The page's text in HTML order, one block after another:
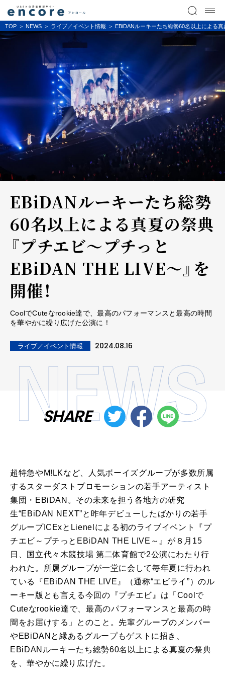
TOP NEWS ライブ／イベント情報 EBiDANルーキーたち総勢60名以上による
EBiDANルーキーたち総勢
60名以上による真夏の祭典
『プチエビ～プチっと
EBiDAN THE LIVE～』を
開催！
CoolでCuteなrookie達で、最高のパフォーマンスと最高の時間
を華やかに繰り広げた公演に！
ライブ／イベント情報 2024.08.16
SHARE
超特急やM!LKなど、人気ボーイズグループが多数所属
するスターダストプロモーションの若手アーティスト
集団・ EBiDAN 。その未来を担う各地方の研究
生“EBiDAN NEXT”と昨年デビューしたばかりの若手
グループICExと Lienel による初のライブイベント『プ
チエビ～プチっと EBiDAN THE LIVE ～』が８月 15
日、国立代々木競技場 第二体育館で2公演にわたり行
われた。所属グループが一堂に会して毎年夏に行われ
ている『 EBiDAN THE LIVE 』（通称“エビライ”）のル
ーキー版とも言える今回の『プチエビ』は「 Cool で
Cuteなrookie達で、最高のパフォーマンスと最高の時
間をお届けする」とのこと。先輩グループのメンバー
やEBiDAN と縁あるグループもゲストに招き、
EBiDAN ルーキーたち総勢60名以上による真夏の祭典
を、華やかに繰り広げた。